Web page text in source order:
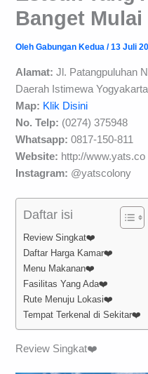
Banget Mulai
OlehGabungan Kedua/13 Juli
Alamat:Jl. Patangpuluhan
Daerah Istimewa Yogyakarta
Map: Klik Disini
No. Telp: (0274) 375948
Whatsapp:0817-150-811
Website: http://www.yats.co
Instagram: @yatscolony
Daftar isi
Review Singkat❤️
Daftar Harga Kamar❤️
Menu Makanan❤️
Fasilitas Yang Ada❤️
Rute Menuju Lokasi❤️
Tempat Terkenal di Sekitar❤️
Review Singkat❤️